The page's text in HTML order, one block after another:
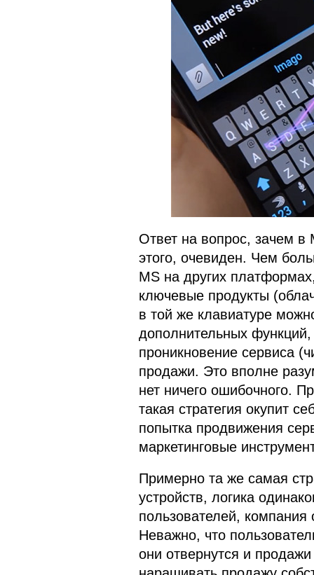
Ответ на вопрос, зачем в
этого, очевиден. Чем
MS на других
ключевые продукты
в той же клавиатуре
дополнительных
проникновение сервиса
продажи. Это вполне
нет ничего ошибочного.
такая стратегия окупит
попытка продвижения
маркетинговые
Примерно та же самая
устройств, логика
пользователей,
Неважно, что
они отвернутся и